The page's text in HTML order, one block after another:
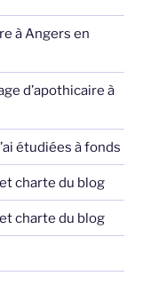
à Angers en
d’apothicaire à
étudiées à fonds
charte du blog
charte du blog